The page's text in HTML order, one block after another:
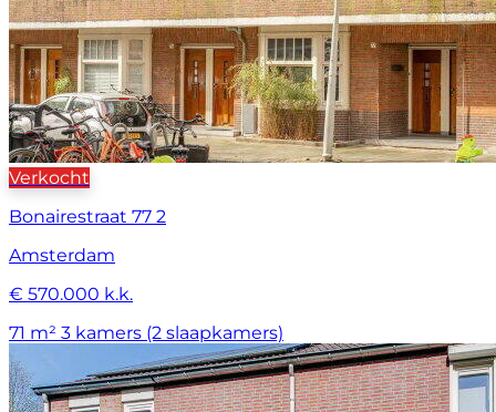
Verkocht
Bonairestraat 77 2
Amsterdam
€ 570.000 k.k.
71 m² 3 kamers (2 slaapkamers)